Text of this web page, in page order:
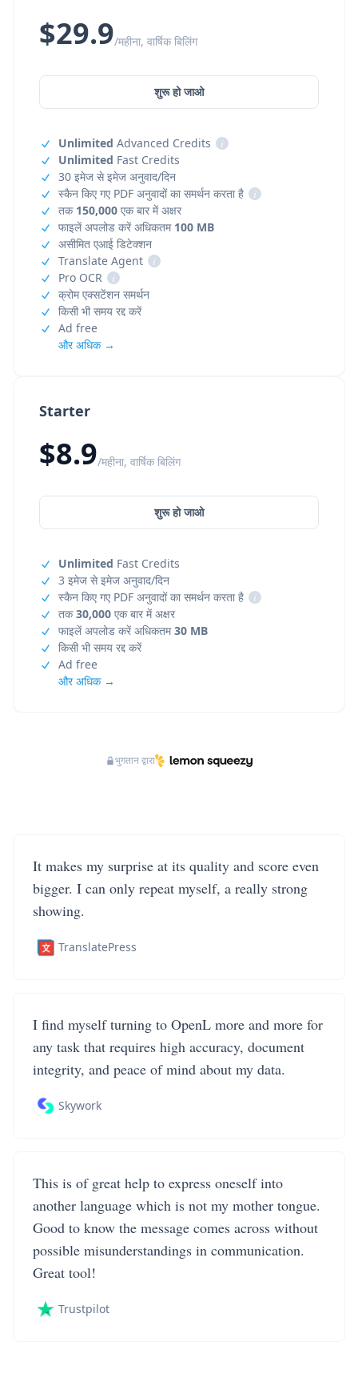
Starter
$8.9/महीना, वार्षिक बिलिंग
शुरू हो जाओ
Unlimited Fast Credits
3 इमेज से इमेज अनुवाद/दिन
स्कैन किए गए PDF अनुवादों का समर्थन करता है
i
तक30,000 एक बार में अक्षर
फाइलें अपलोड करें अधिकतम30 MB
किसी भी समय रद्द करें
Ad free
और अधिक →
$29.9/महीना, वार्षिक बिलिंग
शुरू हो जाओ
Unlimited Advanced Credits
i
Unlimited Fast Credits
30 इमेज से इमेज अनुवाद/दिन
स्कैन किए गए PDF अनुवादों का समर्थन करता है
i
तक 150,000 एक बार में अक्षर
फाइलें अपलोड करें अधिकतम 100 MB
असीमित एआई डिटेक्शन
Translate Agent
i
Pro OCR
i
क्रोम एक्सटेंशन समर्थन
किसी भी समय रद्द करें
Ad free
और अधिक →
भुगतान द्वारा
It makes my surprise at its quality and score even
bigger. I can only repeat myself, a really strong
showing.
TranslatePress
I find myself turning to OpenL more and more for
any task that requires high accuracy, document
integrity, and peace of mind about my data.
Skywork
This is of great help to express oneself into
another language which is not my mother tongue.
Good to know the message comes across without
possible misunderstandings in communication.
Great tool!
Trustpilot